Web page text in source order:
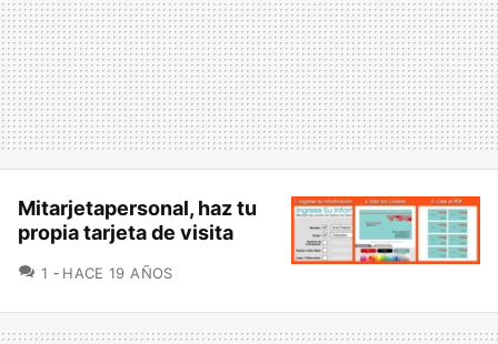
Mitarjetapersonal, haz tu
propia tarjeta de visita
1 COMENTARIOS
HACE 19 AÑOS